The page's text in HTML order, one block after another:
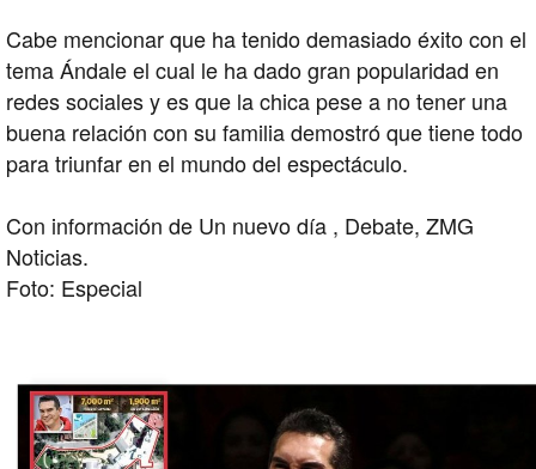
Cabe mencionar que ha tenido demasiado éxito con el
tema Ándale el cual le ha dado gran popularidad en
redes sociales y es que la chica pese a no tener una
buena relación con su familia demostró que tiene todo
para triunfar en el mundo del espectáculo.
Con información de Un nuevo día , Debate, ZMG
Noticias.
Foto: Especial